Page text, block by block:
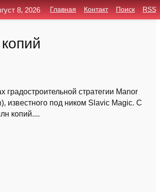
стратегии Manor
известного под ником Slavic Magic. С
копий....
8, 2026 Главная Контакт Поиск RSS